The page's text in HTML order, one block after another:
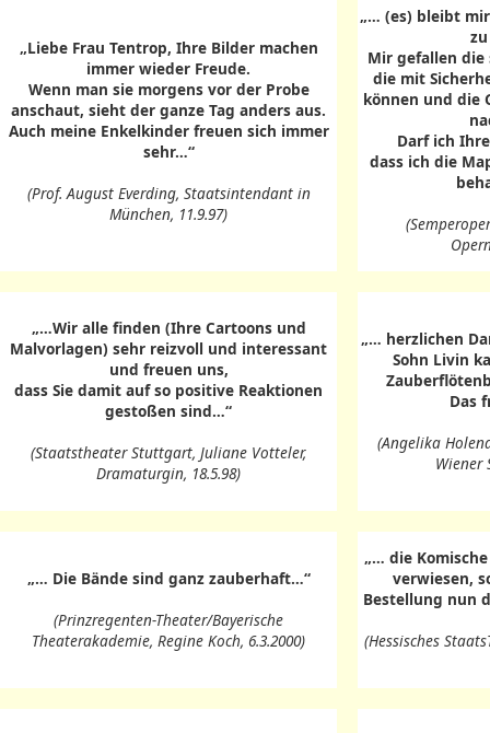
„Liebe Frau Tentrop, Ihre Bilder machen
immer wieder Freude.
Wenn man sie morgens vor der Probe
anschaut, sieht der ganze Tag anders aus.
Auch meine Enkelkinder freuen sich immer
sehr…“
(Prof. August Everding, Staatsintendant in
München, 11.9.97)
„… (es) bleibt
Mir gefallen
die mit
können und die
Darf ich
dass ich die
„…Wir alle finden (Ihre Cartoons und
Malvorlagen) sehr reizvoll und interessant
und freuen uns,
dass Sie damit auf so positive Reaktionen
gestoßen sind…“
(Staatstheater Stuttgart, Juliane Votteler,
Dramaturgin, 18.5.98)
„… herzlichen
Sohn Livin
Das
(Angelika
Wiener
„… Die Bände sind ganz zauberhaft…“
(Prinzregenten-Theater/Bayerische
Theaterakademie, Regine Koch, 6.3.2000)
„… die
verwiesen,
Bestellung nun
(Hessisches